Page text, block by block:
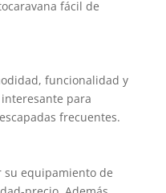
fácil de
funcionalidad y
para
frecuentes.
su equipamiento de